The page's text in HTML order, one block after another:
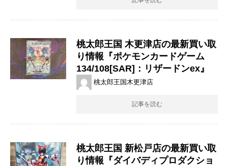
桃太郎王国 木更津店の最新買い取
り情報『ポケモンカードゲーム
134/108[SAR]：リザードンex』
桃太郎王国木更津店
記事を読む
桃太郎王国 新松戸店の最新買い取
り情報『ダイバディプロダクショ